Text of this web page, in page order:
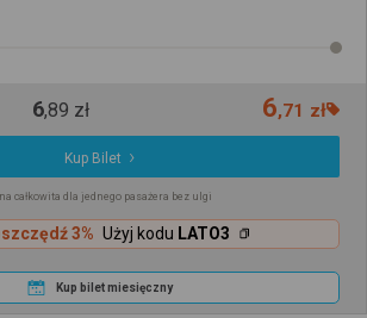
6,89 zł 6,71 zł
Kup Bilet
całkowita dla jednego pasażera bez ulgi
3% Użyj kodu LATO3
Kup bilet miesięczny